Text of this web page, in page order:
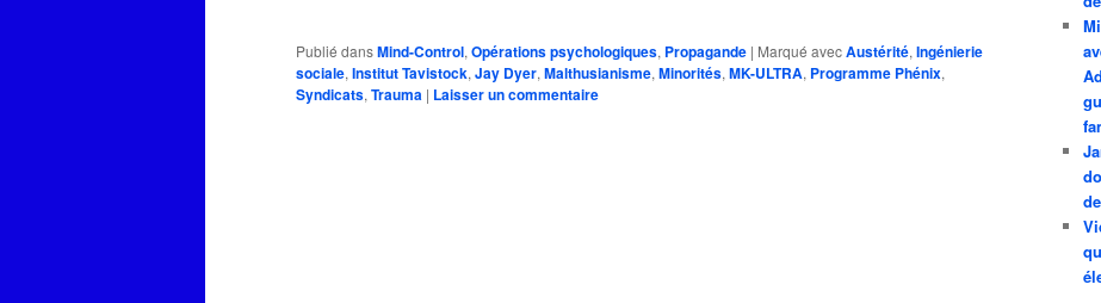
Publié dansMind-Control, Opérations psychologiques, Propagande | Marqué avecAustérité, Ingénierie
sociale, Institut Tavistock, Jay Dyer, Malthusianisme, Minorités, MK-ULTRA, Programme Phénix,
Syndicats, Trauma | Laisser un commentaire